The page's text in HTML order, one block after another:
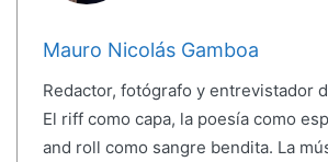
Mauro Nicolás Gamboa
Redactor, fotógrafo y entrevistador
El riff como capa, la poesía como
and roll como sangre bendita. La